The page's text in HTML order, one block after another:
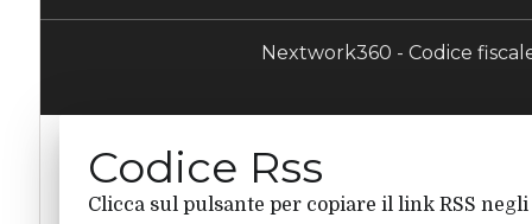
Nextwork360 - Codice
Codice Rss
Clicca sul pulsante per copiare il link RSS